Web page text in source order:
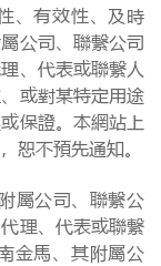
、有效性、及時
公司、聯繫公司
、代表或聯繫人
或對某特定用途
保證。本網站上
不預先通知。
公司、聯繫公
理、代表或聯繫
金馬、其附屬公